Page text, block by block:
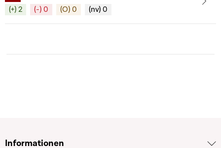
(+) 2 (-) 0 (O) 0 (nv) 0
Informationen